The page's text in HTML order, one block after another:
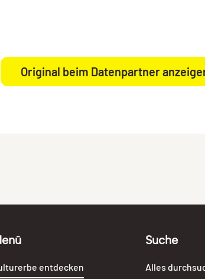
Original beim Datenpartner
entdecken
Suche
Alles